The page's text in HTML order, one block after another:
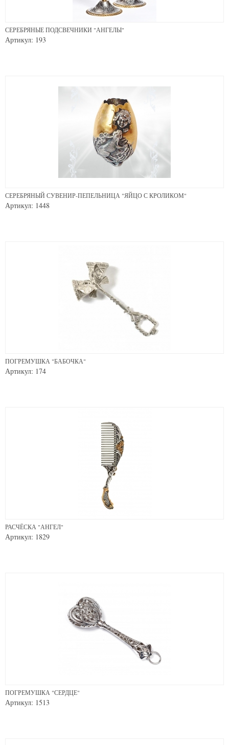
СЕРЕБРЯНЫЕ ПОДСВЕЧНИКИ "АНГЕЛЫ"
Артикул: 193
СЕРЕБРЯНЫЙ СУВЕНИР-ПЕПЕЛЬНИЦА "ЯЙЦО С КРОЛИКОМ"
Артикул: 1448
ПОГРЕМУШКА "БАБОЧКА"
Артикул: 174
РАСЧЁСКА "АНГЕЛ"
Артикул: 1829
ПОГРЕМУШКА "СЕРДЦЕ"
Артикул: 1513